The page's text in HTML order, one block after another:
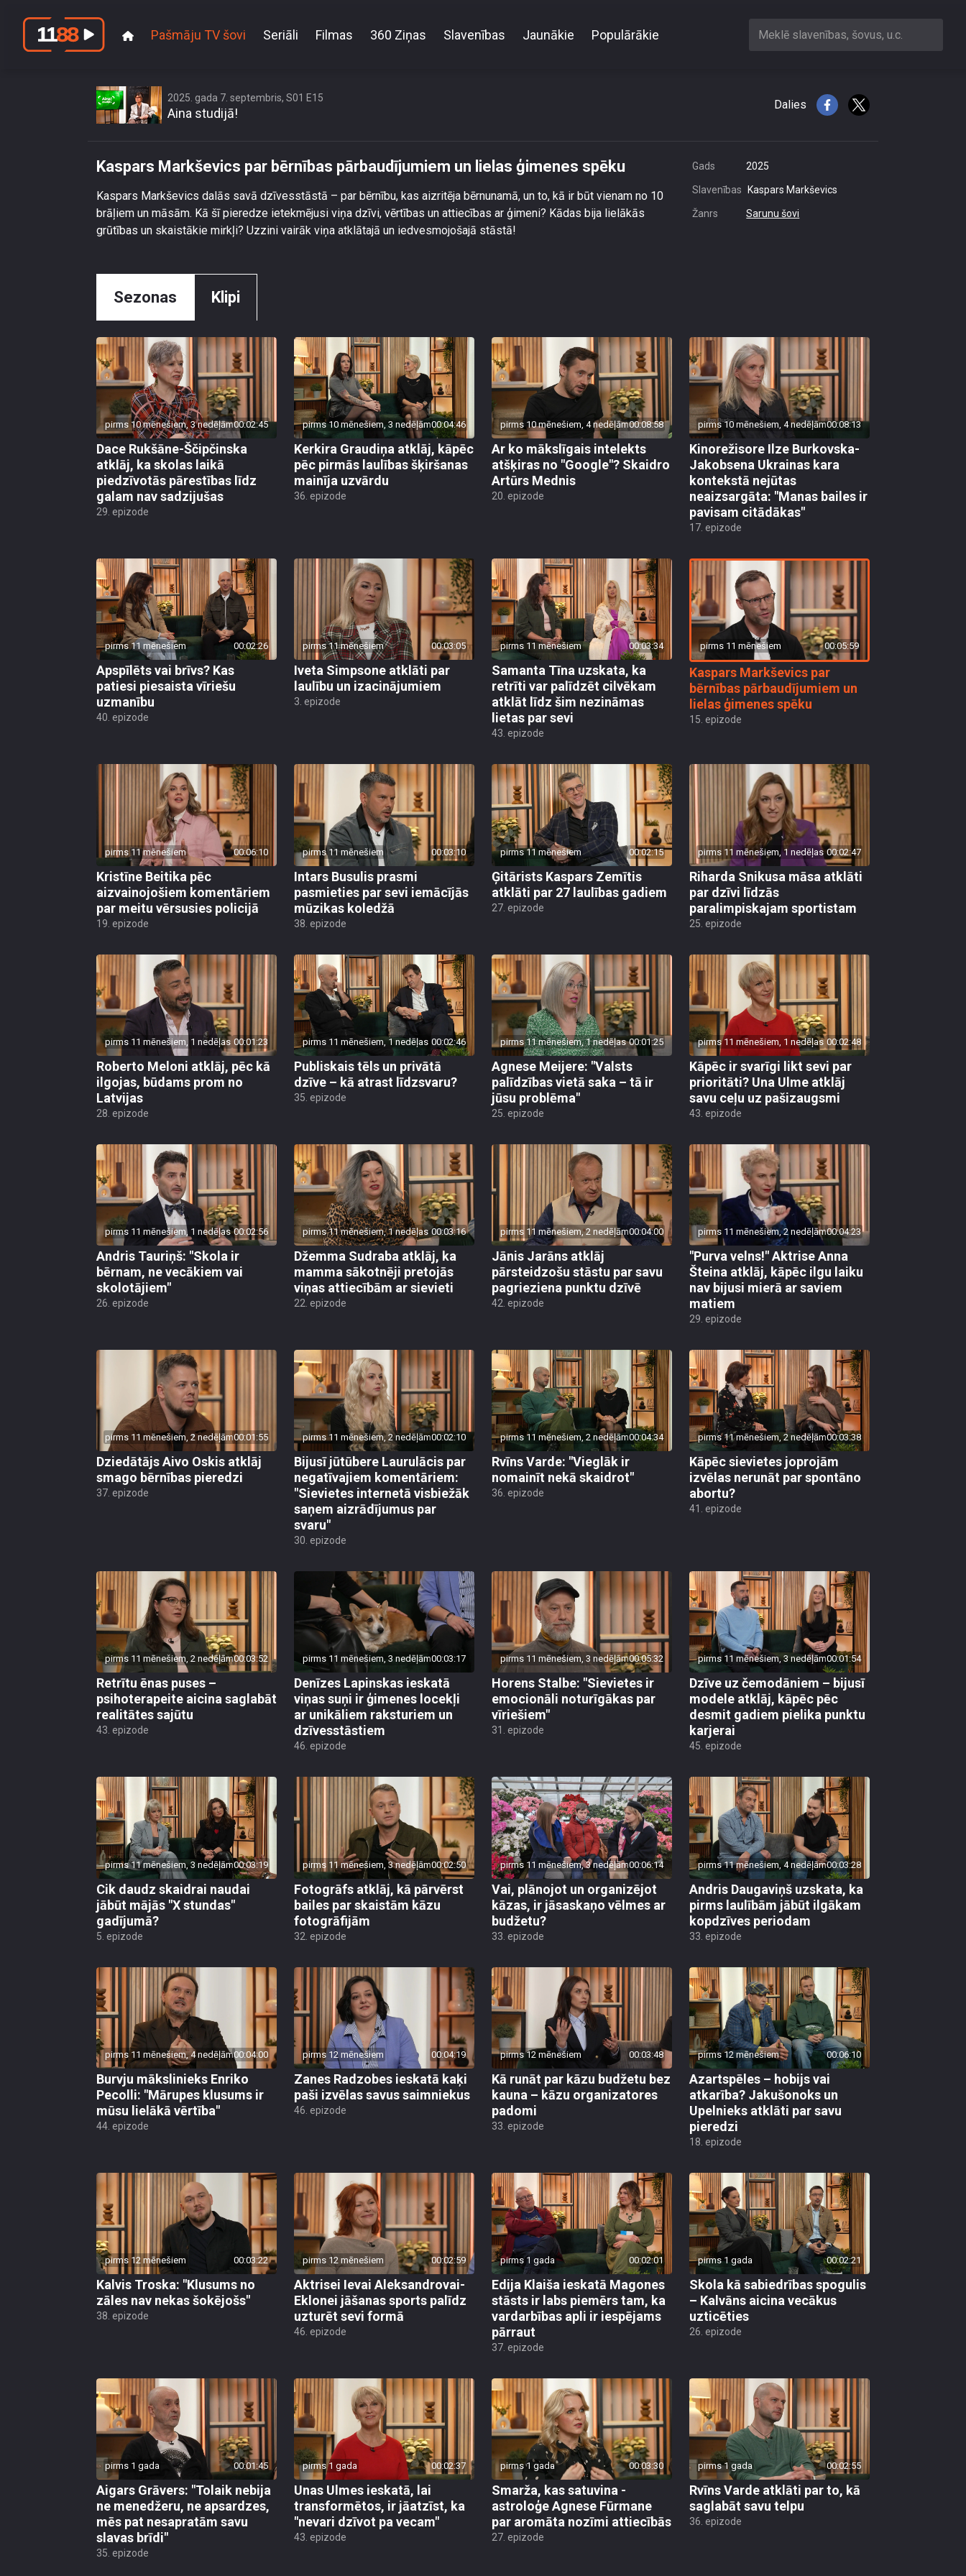
Pašmāju TV šovi Seriāli Filmas 360 Ziņas Slavenības Jaunākie Populārākie Meklē slavenības, šovus, u.c.
2025. gada 7. septembris, S01 E15
Aina studijā!
Dalies
Kaspars Markševics par bērnības pārbaudījumiem un lielas ģimenes spēku
Kaspars Markševics dalās savā dzīvesstāstā – par bērnību, kas aizritēja bērnunamā, un to, kā ir būt vienam no 10
brāļiem un māsām. Kā šī pieredze ietekmējusi viņa dzīvi, vērtības un attiecības ar ģimeni? Kādas bija lielākās
grūtības un skaistākie mirkļi? Uzzini vairāk viņa atklātajā un iedvesmojošajā stāstā!
Gads 2025
Slavenības Kaspars Markševics
Žanrs Sarunu šovi
Sezonas Klipi
pirms 10 mēnešiem, 3 nedēļām00:02:45
Dace Rukšāne-Ščipčinska
atklāj, ka skolas laikā
piedzīvotās pārestības līdz
galam nav sadzijušas
29. epizode
pirms 10 mēnešiem, 3 nedēļām00:04:46
Kerkira Graudiņa atklāj, kāpēc
pēc pirmās laulības šķiršanas
mainīja uzvārdu
36. epizode
pirms 10 mēnešiem, 4 nedēļām00:08:58
Ar ko mākslīgais intelekts
atšķiras no "Google"? Skaidro
Artūrs Mednis
20. epizode
pirms 10 mēnešiem, 4 nedēļām00:08:13
Kinorežisore Ilze Burkovska-
Jakobsena Ukrainas kara
kontekstā nejūtas
neaizsargāta: "Manas bailes ir
pavisam citādākas"
17. epizode
pirms 11 mēnešiem 00:02:26
Apspīlēts vai brīvs? Kas
patiesi piesaista vīriešu
uzmanību
40. epizode
pirms 11 mēnešiem 00:03:05
Iveta Simpsone atklāti par
laulību un izacinājumiem
3. epizode
pirms 11 mēnešiem 00:03:34
Samanta Tīna uzskata, ka
retrīti var palīdzēt cilvēkam
atklāt līdz šim nezināmas
lietas par sevi
43. epizode
pirms 11 mēnešiem 00:05:59
Kaspars Markševics par
bērnības pārbaudījumiem un
lielas ģimenes spēku
15. epizode
pirms 11 mēnešiem 00:06:10
Kristīne Beitika pēc
aizvainojošiem komentāriem
par meitu vērsusies policijā
19. epizode
pirms 11 mēnešiem 00:03:10
Intars Busulis prasmi
pasmieties par sevi iemācījās
mūzikas koledžā
38. epizode
pirms 11 mēnešiem 00:02:15
Ģitārists Kaspars Zemītis
atklāti par 27 laulības gadiem
27. epizode
pirms 11 mēnešiem, 1 nedēļas 00:02:47
Riharda Snikusa māsa atklāti
par dzīvi līdzās
paralimpiskajam sportistam
25. epizode
pirms 11 mēnešiem, 1 nedēļas 00:01:23
Roberto Meloni atklāj, pēc kā
ilgojas, būdams prom no
Latvijas
28. epizode
pirms 11 mēnešiem, 1 nedēļas 00:02:46
Publiskais tēls un privātā
dzīve – kā atrast līdzsvaru?
35. epizode
pirms 11 mēnešiem, 1 nedēļas 00:01:25
Agnese Meijere: "Valsts
palīdzības vietā saka – tā ir
jūsu problēma"
25. epizode
pirms 11 mēnešiem, 1 nedēļas 00:02:48
Kāpēc ir svarīgi likt sevi par
prioritāti? Una Ulme atklāj
savu ceļu uz pašizaugsmi
43. epizode
pirms 11 mēnešiem, 1 nedēļas 00:02:56
Andris Tauriņš: "Skola ir
bērnam, ne vecākiem vai
skolotājiem"
26. epizode
pirms 11 mēnešiem, 1 nedēļas 00:03:16
Džemma Sudraba atklāj, ka
mamma sākotnēji pretojās
viņas attiecībām ar sievieti
22. epizode
pirms 11 mēnešiem, 2 nedēļām00:04:00
Jānis Jarāns atklāj
pārsteidzošu stāstu par savu
pagrieziena punktu dzīvē
42. epizode
pirms 11 mēnešiem, 2 nedēļām00:04:23
"Purva velns!" Aktrise Anna
Šteina atklāj, kāpēc ilgu laiku
nav bijusi mierā ar saviem
matiem
29. epizode
pirms 11 mēnešiem, 2 nedēļām00:01:55
Dziedātājs Aivo Oskis atklāj
smago bērnības pieredzi
37. epizode
pirms 11 mēnešiem, 2 nedēļām00:02:10
Bijusī jūtūbere Laurulācis par
negatīvajiem komentāriem:
"Sievietes internetā visbiežāk
saņem aizrādījumus par
svaru"
30. epizode
pirms 11 mēnešiem, 2 nedēļām00:04:34
Rvīns Varde: "Vieglāk ir
nomainīt nekā skaidrot"
36. epizode
pirms 11 mēnešiem, 2 nedēļām00:03:38
Kāpēc sievietes joprojām
izvēlas nerunāt par spontāno
abortu?
41. epizode
pirms 11 mēnešiem, 2 nedēļām00:03:52
Retrītu ēnas puses –
psihoterapeite aicina saglabāt
realitātes sajūtu
43. epizode
pirms 11 mēnešiem, 3 nedēļām00:03:17
Denīzes Lapinskas ieskatā
viņas suņi ir ģimenes locekļi
ar unikāliem raksturiem un
dzīvesstāstiem
46. epizode
pirms 11 mēnešiem, 3 nedēļām00:05:32
Horens Stalbe: "Sievietes ir
emocionāli noturīgākas par
vīriešiem"
31. epizode
pirms 11 mēnešiem, 3 nedēļām00:01:54
Dzīve uz čemodāniem – bijusī
modele atklāj, kāpēc pēc
desmit gadiem pielika punktu
karjerai
45. epizode
pirms 11 mēnešiem, 3 nedēļām00:03:19
Cik daudz skaidrai naudai
jābūt mājās "X stundas"
gadījumā?
5. epizode
pirms 11 mēnešiem, 3 nedēļām00:02:50
Fotogrāfs atklāj, kā pārvērst
bailes par skaistām kāzu
fotogrāfijām
32. epizode
pirms 11 mēnešiem, 3 nedēļām00:06:14
Vai, plānojot un organizējot
kāzas, ir jāsaskaņo vēlmes ar
budžetu?
33. epizode
pirms 11 mēnešiem, 4 nedēļām00:03:28
Andris Daugaviņš uzskata, ka
pirms laulībām jābūt ilgākam
kopdzīves periodam
33. epizode
pirms 11 mēnešiem, 4 nedēļām00:04:00
Burvju mākslinieks Enriko
Pecolli: "Mārupes klusums ir
mūsu lielākā vērtība"
44. epizode
pirms 12 mēnešiem 00:04:19
Zanes Radzobes ieskatā kaķi
paši izvēlas savus saimniekus
46. epizode
pirms 12 mēnešiem 00:03:48
Kā runāt par kāzu budžetu bez
kauna – kāzu organizatores
padomi
33. epizode
pirms 12 mēnešiem 00:06:10
Azartspēles – hobijs vai
atkarība? Jakušonoks un
Upelnieks atklāti par savu
pieredzi
18. epizode
pirms 12 mēnešiem 00:03:22
Kalvis Troska: "Klusums no
zāles nav nekas šokējošs"
38. epizode
pirms 12 mēnešiem 00:02:59
Aktrisei Ievai Aleksandrovai-
Eklonei jāšanas sports palīdz
uzturēt sevi formā
46. epizode
pirms 1 gada 00:02:01
Edija Klaiša ieskatā Magones
stāsts ir labs piemērs tam, ka
vardarbības apli ir iespējams
pārraut
37. epizode
pirms 1 gada 00:02:21
Skola kā sabiedrības spogulis
– Kalvāns aicina vecākus
uzticēties
26. epizode
pirms 1 gada 00:01:45
Aigars Grāvers: "Tolaik nebija
ne menedžeru, ne apsardzes,
mēs pat nesapratām savu
slavas brīdi"
35. epizode
pirms 1 gada 00:02:37
Unas Ulmes ieskatā, lai
transformētos, ir jāatzīst, ka
"nevari dzīvot pa vecam"
43. epizode
pirms 1 gada 00:03:30
Smarža, kas satuvina -
astroloģe Agnese Fūrmane
par aromāta nozīmi attiecībās
27. epizode
pirms 1 gada 00:02:55
Rvīns Varde atklāti par to, kā
saglabāt savu telpu
36. epizode